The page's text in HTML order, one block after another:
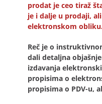
prodat je ceo tiraž
je i dalje u prodaji,
elektronskom
Reč je o
dali detaljna
izdavanja
propisima o
propisima o PDV-u,